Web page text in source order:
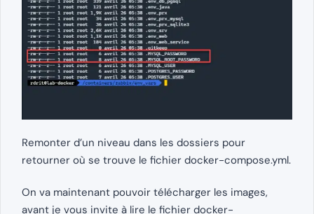
Remonter d’un niveau dans les dossiers pour
retourner où se trouve le fichier docker-compose.yml.
On va maintenant pouvoir télécharger les images,
avant je vous invite à lire le fichier docker-